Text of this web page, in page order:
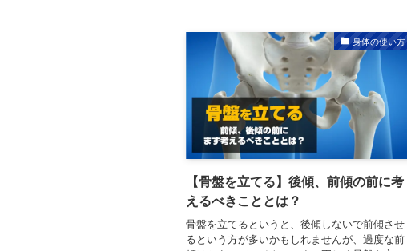
身体の使い方
【骨盤を立てる】後傾、前傾の前に考
えるべきこととは？
骨盤を立てるというと、後傾しないで前傾させ
るという方が多いかもしれませんが、過度な前